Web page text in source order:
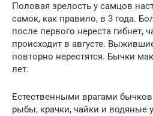
Половая зрелость у самцов
самок, как правило, в 3 года.
после первого нереста гибнет,
происходит в августе.
повторно нерестятся. Бычки
лет.
Естественными врагами
рыбы, крачки, чайки и водяные